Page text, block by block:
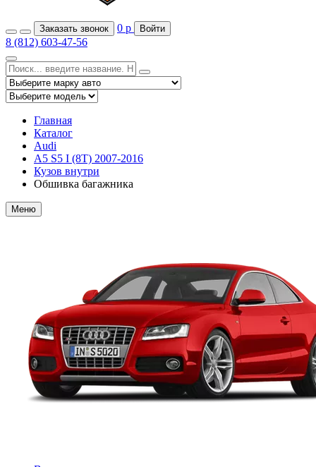
Заказать звонок 0 р Войти
8 (812) 603-47-56
Главная
Каталог
Audi
A5 S5 I (8T) 2007-2016
Кузов внутри
Обшивка багажника
Меню